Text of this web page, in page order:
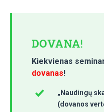
DOVANA!
Kiekvienas
dovanas!
„Naudingų
(dovanos